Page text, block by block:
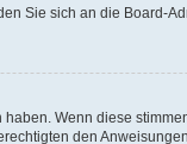
Sie sich an die Board-
Wenn diese
den